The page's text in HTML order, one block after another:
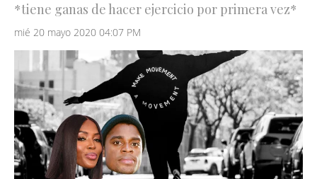
*tiene ganas de hacer ejercicio por primera vez*
mié 20 mayo 2020 04:07 PM